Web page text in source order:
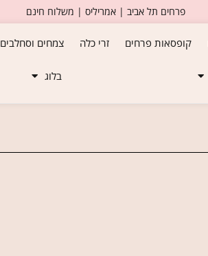
פרחים תל אביב | אמריליס | משלוח חינם
קופסאות פרחים זרי כלה צמחים וסחלבים
בלוג